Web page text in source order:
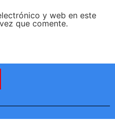
y web en este
que comente.